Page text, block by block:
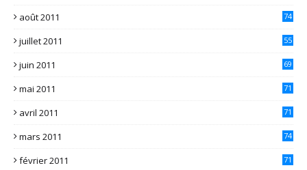
août 2011 74
juillet 2011 55
juin 2011 69
mai 2011 71
avril 2011 71
mars 2011 74
février 2011 71